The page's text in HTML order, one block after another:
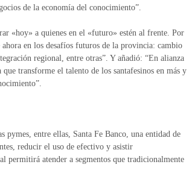
de la economía del conocimiento”.
«hoy» a quienes en el «futuro» estén al frente. Por
ahora en los desafíos futuros de la provincia: cambio
regional, entre otras”. Y añadió: “En alianza
transforme el talento de los santafesinos en más y
pymes, entre ellas, Santa Fe Banco, una entidad de
reducir el uso de efectivo y asistir
permitirá atender a segmentos que tradicionalmente